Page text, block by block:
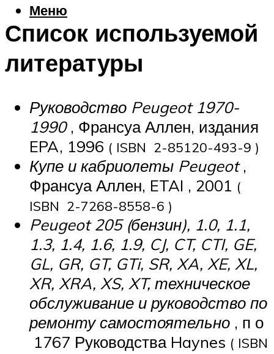
Меню
Список используемой
литературы
Руководство Peugeot 1970-
1990, Франсуа Аллен, издания
EPA, 1996 ( ISBN 2-85120-493-9 )
Купе и кабриолеты Peugeot,
Франсуа Аллен, ETAI , 2001 (
ISBN 2-7268-8558-6 )
Peugeot 205 (бензин), 1.0, 1.1,
1.3, 1.4, 1.6, 1.9, CJ, CT, CTI, GE,
GL, GR, GT, GTi, SR, XA, XE, XL,
XR, XRA, XS, XT, техническое
обслуживание и руководство по
ремонту самостоятельно , п о
1767 Руководства Haynes ( ISBN